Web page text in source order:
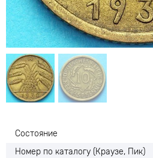
Состояние
Номер по каталогу (Краузе, Пик)